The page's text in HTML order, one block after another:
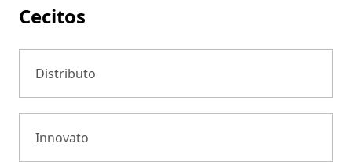
Cecitos
Distributo
Innovato